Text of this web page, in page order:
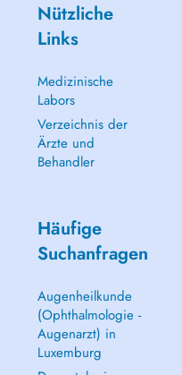
Nützliche
Links
Medizinische
Labors
Verzeichnis der
Ärzte und
Behandler
Häufige
Suchanfragen
Augenheilkunde
(Ophthalmologie -
Augenarzt) in
Luxemburg